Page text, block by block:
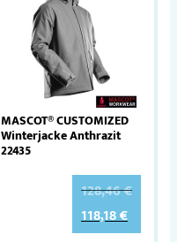
MASCOT® CUSTOMIZED
Winterjacke Anthrazit
22435
128,46€
118,18€